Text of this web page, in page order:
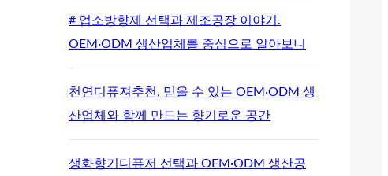
# 업소방향제 선택과 제조공장 이야기.
OEM·ODM 생산업체를 중심으로 알아보니
천연디퓨져추천, 믿을 수 있는 OEM·ODM 생
산업체와 함께 만드는 향기로운 공간
생화향기디퓨저 선택과 OEM·ODM 생산공